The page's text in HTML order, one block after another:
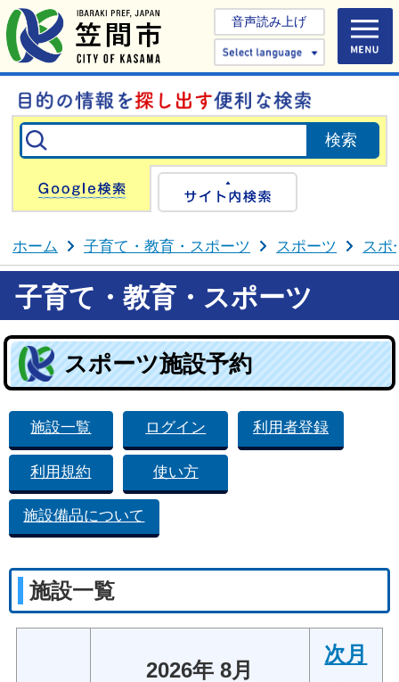
音声読み上げ
Select
Google検索
ホーム 子育て・教育・スポーツ スポーツ スポ
子育て・教育・スポーツ
スポーツ施設予約
施設一覧 ログイン 利用者登録
利用規約 使い方
施設備品について
施設一覧
2026年 8月
次月